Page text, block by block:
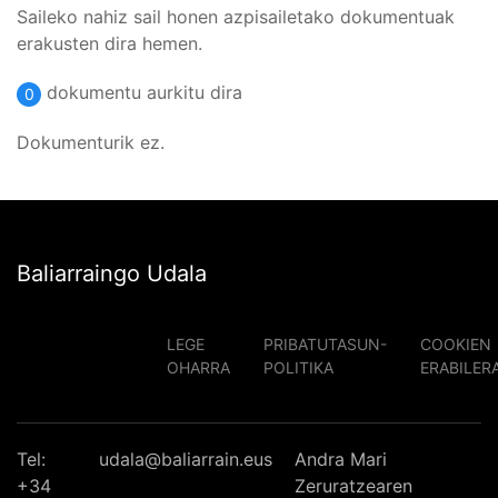
Saileko nahiz sail honen azpisailetako dokumentuak
erakusten dira hemen.
0 dokumentu aurkitu dira
Dokumenturik ez.
Baliarraingo Udala
LEGE
OHARRA
PRIBATUTASUN-
POLITIKA
COOKIEN
Tel:
+34
udala@baliarrain.eus
Andra Mari
Zeruratzearen